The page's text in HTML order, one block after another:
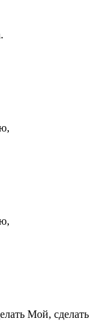
Мой, сделать